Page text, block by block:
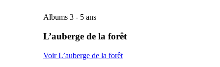
Albums 3 - 5 ans
L’auberge de la forêt
Voir L’auberge de la forêt